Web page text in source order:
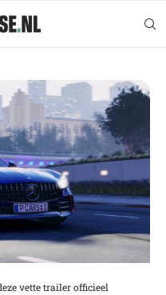
vette trailer officieel